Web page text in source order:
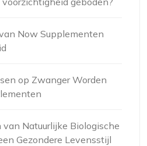
Now Supplementen
op Zwanger Worden
Natuurlijke Biologische
Gezondere Levensstijl